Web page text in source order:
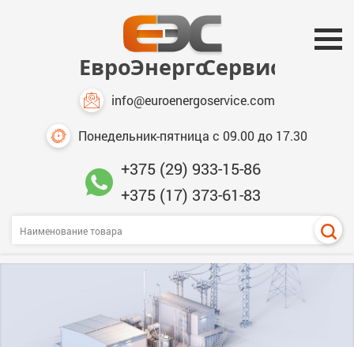
info@euroenergoservice.com
Понедельник-пятница с 09.00 до 17.30
+375 (29) 933-15-86
+375 (17) 373-61-83